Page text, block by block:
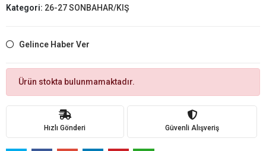
Kategori: 26-27 SONBAHAR/KIŞ
Gelince Haber Ver
Ürün stokta bulunmamaktadır.
Hızlı Gönderi Güvenli Alışveriş